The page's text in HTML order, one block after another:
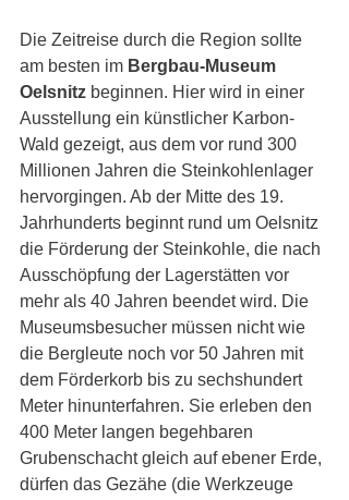
Die Zeitreise durch die Region sollte
am besten im Bergbau-Museum
Oelsnitz beginnen. Hier wird in einer
Ausstellung ein künstlicher Karbon-
Wald gezeigt, aus dem vor rund 300
Millionen Jahren die Steinkohlenlager
hervorgingen. Ab der Mitte des 19.
Jahrhunderts beginnt rund um Oelsnitz
die Förderung der Steinkohle, die nach
Ausschöpfung der Lagerstätten vor
mehr als 40 Jahren beendet wird. Die
Museumsbesucher müssen nicht wie
die Bergleute noch vor 50 Jahren mit
dem Förderkorb bis zu sechshundert
Meter hinunterfahren. Sie erleben den
400 Meter langen begehbaren
Grubenschacht gleich auf ebener Erde,
dürfen das Gezähe (die Werkzeuge